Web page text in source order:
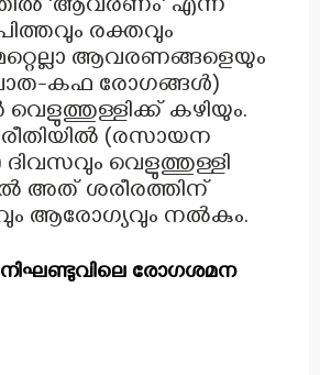
'ആവരണം' എന്ന്
രക്തവും
ആവരണങ്ങളെയും
വാത-കഫ രോഗങ്ങൾ)
വെളുത്തുള്ളിക്ക് കഴിയും.
രീതിയിൽ (രസായന
ദിവസവും വെളുത്തുള്ളി
അത് ശരീരത്തിന്
ആരോഗ്യവും നൽകും.
രോഗശമന